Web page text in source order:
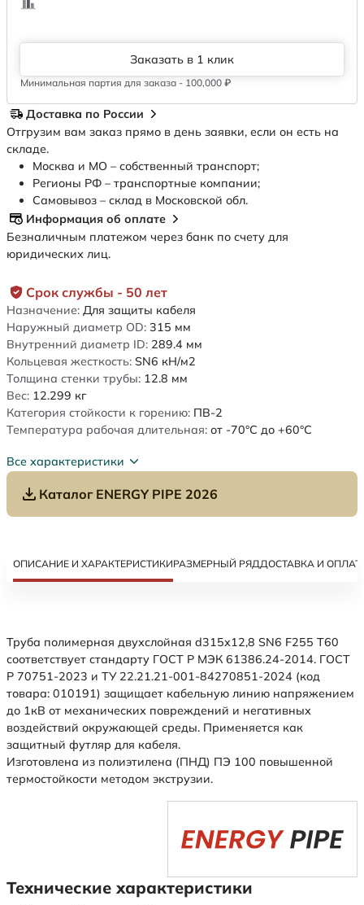
Срок службы - 50 лет
Назначение: Для защиты кабеля
Наружный диаметр OD: 315 мм
Внутренний диаметр ID: 289.4 мм
Кольцевая жесткость: SN6 кН/м2
Толщина стенки трубы: 12.8 мм
Вес: 12.299 кг
Категория стойкости к горению: ПВ-2
Температура рабочая длительная: от -70°C до +60°C
Все характеристики
Каталог ENERGY PIPE 2026
Заказать в 1 клик
Минимальная партия для заказа - 100,000 ₽
Доставка по России
Отгрузим вам заказ прямо в день заявки, если он есть на
складе.
Москва и МО – собственный транспорт;
Регионы РФ – транспортные компании;
Самовывоз – склад в Московской обл.
Информация об оплате
Безналичным платежом через банк по счету для
юридических лиц.
ОПИСАНИЕ И ХАРАКТЕРИСТИКИРАЗМЕРНЫЙ РЯДДОСТАВКА И
Труба полимерная двухслойная d315х12,8 SN6 F255 Т60
соответствует стандарту ГОСТ Р МЭК 61386.24-2014. ГОСТ
Р 70751-2023 и ТУ 22.21.21-001-84270851-2024 (код
товара: 010191) защищает кабельную линию напряжением
до 1кВ от механических повреждений и негативных
воздействий окружающей среды. Применяется как
защитный футляр для кабеля.
Изготовлена из полиэтилена (ПНД) ПЭ 100 повышенной
термостойкости методом экструзии.
Технические характеристики